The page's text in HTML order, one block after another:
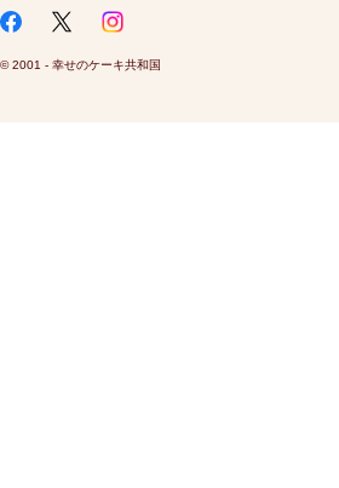
© 2001 - 幸せのケーキ共和国